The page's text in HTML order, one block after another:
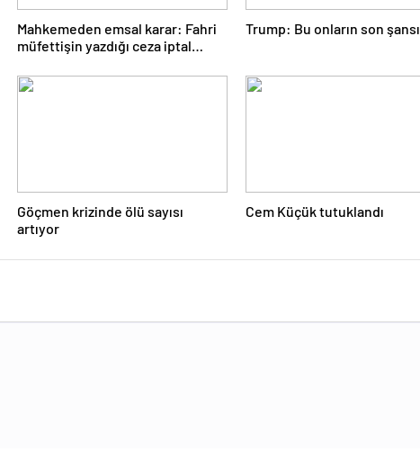
Mahkemeden emsal karar: Fahri
müfettişin yazdığı ceza iptal
Trump: Bu onların son şansı
Göçmen krizinde ölü sayısı
artıyor
Cem Küçük tutuklandı